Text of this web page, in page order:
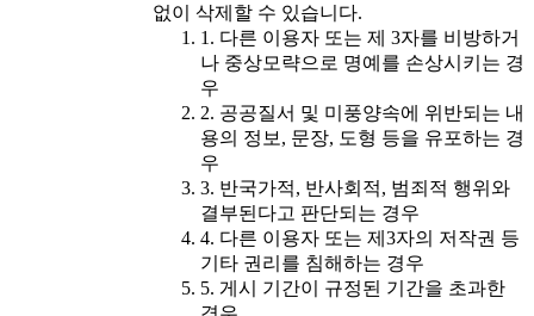
없이 삭제할 수 있습니다.
1. 다른 이용자 또는 제 3자를 비방하거
나 중상모략으로 명예를 손상시키는 경
우
2. 공공질서 및 미풍양속에 위반되는 내
용의 정보, 문장, 도형 등을 유포하는 경
우
3. 반국가적, 반사회적, 범죄적 행위와
결부된다고 판단되는 경우
4. 다른 이용자 또는 제3자의 저작권 등
기타 권리를 침해하는 경우
5. 게시 기간이 규정된 기간을 초과한